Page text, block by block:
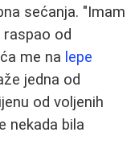
sećanja. "Imam
od
me na lepe
jedna od
od voljenih
nekada bila